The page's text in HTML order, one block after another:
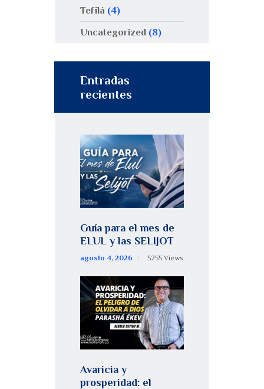
Tefilá (4)
Uncategorized (8)
Entradas
recientes
Guía para el mes de
ELUL y las SELIJOT
agosto 4, 2026 5255 Views
Avaricia y
prosperidad: el